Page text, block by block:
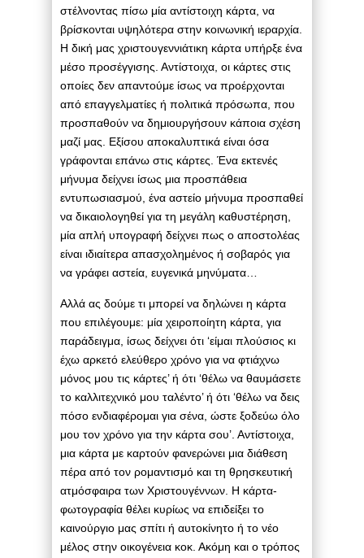
στέλνοντας πίσω μία αντίστοιχη κάρτα, να
βρίσκονται υψηλότερα στην κοινωνική ιεραρχία.
Η δική μας χριστουγεννιάτικη κάρτα υπήρξε ένα
μέσο προσέγγισης. Αντίστοιχα, οι κάρτες στις
οποίες δεν απαντούμε ίσως να προέρχονται
από επαγγελματίες ή πολιτικά πρόσωπα, που
προσπαθούν να δημιουργήσουν κάποια σχέση
μαζί μας. Εξίσου αποκαλυπτικά είναι όσα
γράφονται επάνω στις κάρτες. Ένα εκτενές
μήνυμα δείχνει ίσως μια προσπάθεια
εντυπωσιασμού, ένα αστείο μήνυμα προσπαθεί
να δικαιολογηθεί για τη μεγάλη καθυστέρηση,
μία απλή υπογραφή δείχνει πως ο αποστολέας
είναι ιδιαίτερα απασχολημένος ή σοβαρός για
να γράφει αστεία, ευγενικά μηνύματα…
Αλλά ας δούμε τι μπορεί να δηλώνει η κάρτα
που επιλέγουμε: μία χειροποίητη κάρτα, για
παράδειγμα, ίσως δείχνει ότι ‘είμαι πλούσιος κι
έχω αρκετό ελεύθερο χρόνο για να φτιάχνω
μόνος μου τις κάρτες’ ή ότι ‘θέλω να θαυμάσετε
το καλλιτεχνικό μου ταλέντο’ ή ότι ‘θέλω να δεις
πόσο ενδιαφέρομαι για σένα, ώστε ξοδεύω όλο
μου τον χρόνο για την κάρτα σου’. Αντίστοιχα,
μια κάρτα με καρτούν φανερώνει μια διάθεση
πέρα από τον ρομαντισμό και τη θρησκευτική
ατμόσφαιρα των Χριστουγέννων. Η κάρτα-
φωτογραφία θέλει κυρίως να επιδείξει το
καινούργιο μας σπίτι ή αυτοκίνητο ή το νέο
μέλος στην οικογένεια κοκ. Ακόμη και ο τρόπος